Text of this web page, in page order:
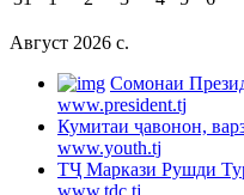
Август 2026 c.
Cомонаи
www.president.tj
Кумитаи ҷавонон,
www.youth.tj
ТҶ Маркази Рушди
www.tdc.tj